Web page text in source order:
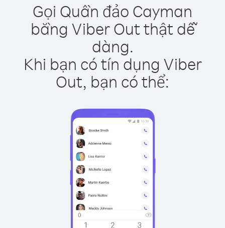
Gọi Quần đảo Cayman
bằng Viber Out thật dễ
dàng.
Khi bạn có tín dụng Viber
Out, bạn có thể: